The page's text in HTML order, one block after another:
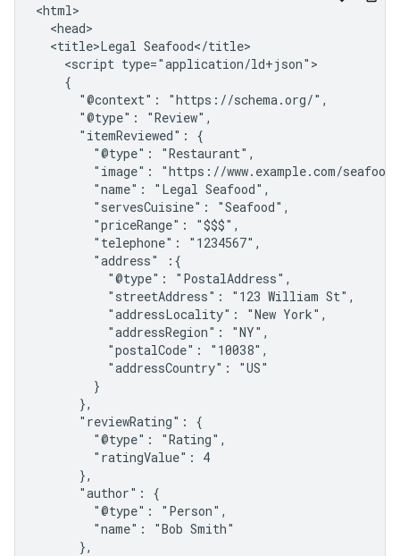
<html>
  <head>
  <title>Legal Seafood</title>
    <script type="application/ld+json">
    {
      "@context": "https://schema.org/",
      "@type": "Review",
      "itemReviewed": {
        "@type": "Restaurant",
"image": "https://www.example.com/
        "name": "Legal Seafood",
        "servesCuisine": "Seafood",
        "priceRange": "$$$",
        "telephone": "1234567",
        "address" :{
          "@type": "PostalAddress",
          "streetAddress": "123 William St",
          "addressLocality": "New York",
          "addressRegion": "NY",
          "postalCode": "10038",
          "addressCountry": "US"
        }
      },
      "reviewRating": {
        "@type": "Rating",
        "ratingValue": 4
      },
      "author": {
        "@type": "Person",
        "name": "Bob Smith"
      },